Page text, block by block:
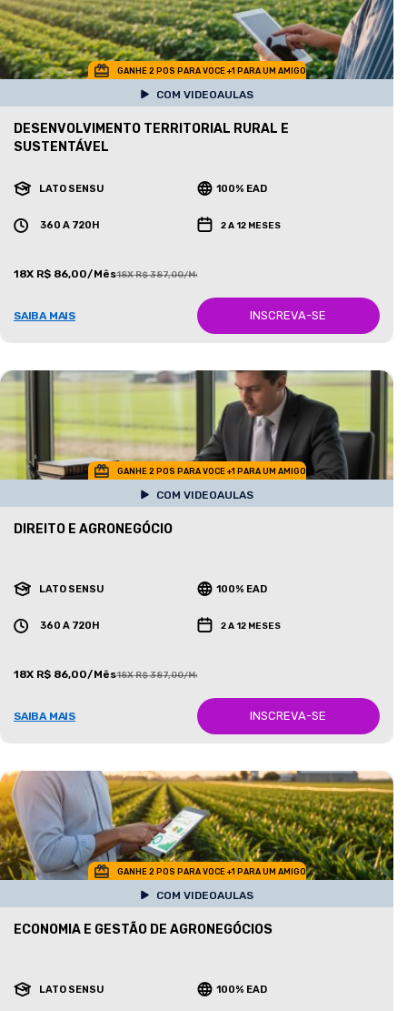
GANHE 2 POS PARA VOCE +1 PARA UM AMIGO
COM VIDEOAULAS
DESENVOLVIMENTO TERRITORIAL RURAL E
SUSTENTÁVEL
LATO SENSU 100% EAD
360 A 720H 2 A 12 MESES
18X R$ 86,00/Mês18X R$ 387,00/Mês
SAIBA MAIS INSCREVA-SE
GANHE 2 POS PARA VOCE +1 PARA UM AMIGO
COM VIDEOAULAS
DIREITO E AGRONEGÓCIO
LATO SENSU 100% EAD
360 A 720H 2 A 12 MESES
18X R$ 86,00/Mês18X R$ 387,00/Mês
SAIBA MAIS INSCREVA-SE
GANHE 2 POS PARA VOCE +1 PARA UM AMIGO
COM VIDEOAULAS
ECONOMIA E GESTÃO DE AGRONEGÓCIOS
LATO SENSU 100% EAD